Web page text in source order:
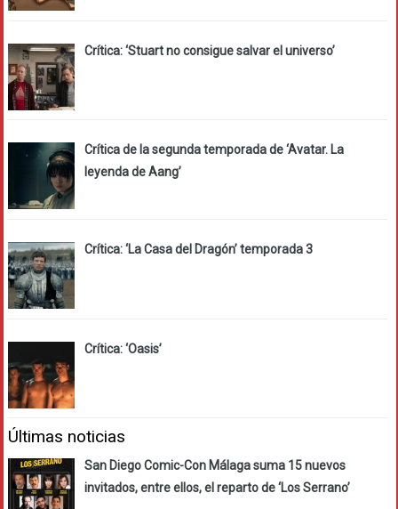
Crítica: ‘Stuart no consigue salvar el universo’
Crítica de la segunda temporada de ‘Avatar. La
leyenda de Aang’
Crítica: ‘La Casa del Dragón’ temporada 3
Crítica: ‘Oasis’
Últimas noticias
San Diego Comic-Con Málaga suma 15 nuevos
invitados, entre ellos, el reparto de ‘Los Serrano’